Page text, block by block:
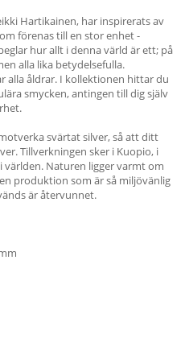
Hartikainen, har inspirerats av
förenas till en stor enhet -
hur allt i denna värld är ett; på
alla lika betydelsefulla.
alla åldrar. I kollektionen hittar du
smycken, antingen till dig själv
svärtat silver, så att ditt
Tillverkningen sker i Kuopio, i
Naturen ligger varmt om
produktion som är så miljövänlig
är återvunnet.